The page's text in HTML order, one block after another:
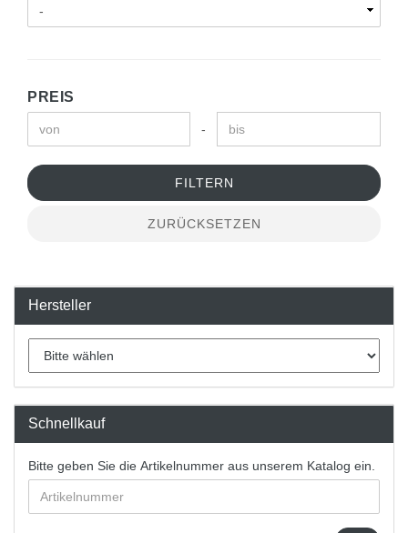
PREIS
-
FILTERN
ZURÜCKSETZEN
Hersteller
Schnellkauf
Bitte geben Sie die Artikelnummer aus unserem Katalog ein.